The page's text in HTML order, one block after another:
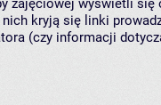
zajęciowej wyświetli się
kryją się linki
(czy informacji